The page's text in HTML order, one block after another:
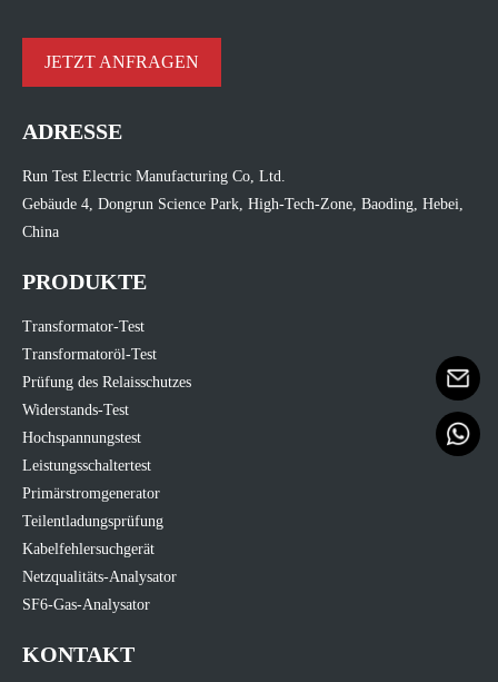
JETZT ANFRAGEN
ADRESSE
Run Test Electric Manufacturing Co, Ltd.
Gebäude 4, Dongrun Science Park, High-Tech-Zone, Baoding, Hebei,
China
PRODUKTE
Transformator-Test
Transformatoröl-Test
Prüfung des Relaisschutzes
Widerstands-Test
Hochspannungstest
Leistungsschaltertest
Primärstromgenerator
Teilentladungsprüfung
Kabelfehlersuchgerät
Netzqualitäts-Analysator
SF6-Gas-Analysator
KONTAKT